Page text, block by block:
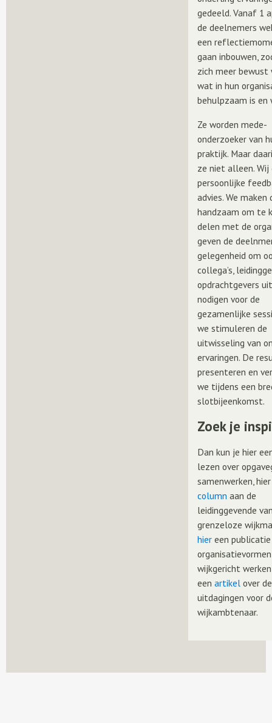
gedeeld. Vanaf 1
de deelnemers
een
gaan inbouwen,
zich meer bewust
wat in hun
behulpzaam is
Ze worden mede-
onderzoeker van
praktijk. Maar
ze niet alleen. Wij
persoonlijke
advies. We maken
handzaam om te
delen met de
geven de
gelegenheid om
collega’s,
opdrachtgevers
nodigen voor de
gezamenlijke
we stimuleren de
uitwisseling van
ervaringen. De
presenteren en
we tijdens een
slotbijeenkomst.
Zoek je
Dan kun je hier
lezen over
samenwerken,
column aan de
leidinggevende
grenzeloze
hier een
wijkgericht
eenartikel over de
uitdagingen voor
wijkambtenaar.